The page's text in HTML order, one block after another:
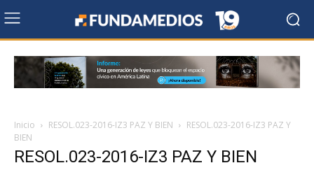
Inicio RESOL.023-2016-IZ3 PAZ Y BIEN
RESOL.023-2016-IZ3 PAZ Y
BIEN
RESOL.023-2016-IZ3 PAZ Y BIEN